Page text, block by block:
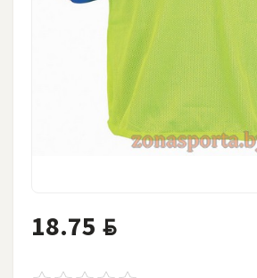
18.75 BYN